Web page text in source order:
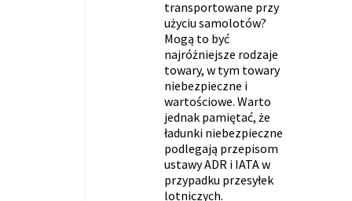
transportowane przy
użyciu samolotów?
Mogą to być
najróżniejsze rodzaje
towary, w tym towary
niebezpieczne i
wartościowe. Warto
jednak pamiętać, że
ładunki niebezpieczne
podlegają przepisom
ustawy ADR i IATA w
przypadku przesyłek
lotniczych.